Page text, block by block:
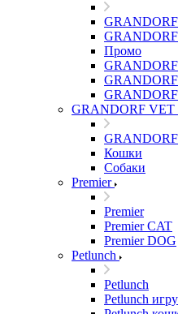
Промо
GRANDORF VET
Кошки
Собаки
Premier
Premier
Premier CAT
Premier DOG
Petlunch
Petlunch
Petlunch